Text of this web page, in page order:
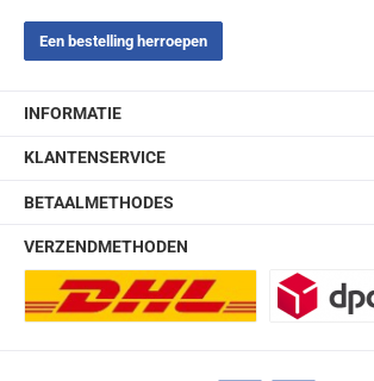
Een bestelling herroepen
INFORMATIE
KLANTENSERVICE
BETAALMETHODES
VERZENDMETHODEN